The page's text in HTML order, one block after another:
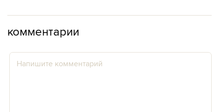
комментарии